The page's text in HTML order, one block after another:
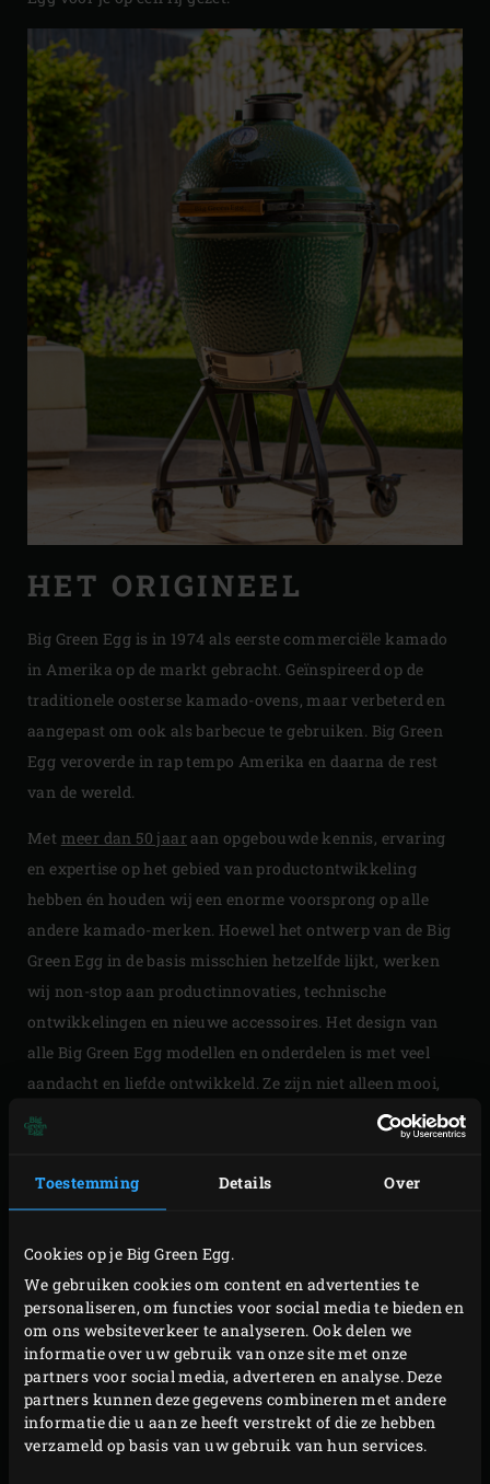
Toestemming Details Over
Cookies op je Big Green Egg.
We gebruiken cookies om content en advertenties te
personaliseren, om functies voor social media te bieden en
om ons websiteverkeer te analyseren. Ook delen we
informatie over uw gebruik van onze site met onze
partners voor social media, adverteren en analyse. Deze
partners kunnen deze gegevens combineren met andere
informatie die u aan ze heeft verstrekt of die ze hebben
verzameld op basis van uw gebruik van hun services.
HET ORIGINEEL
Big Green Egg is in 1974 als eerste commerciële kamado
in Amerika op de markt gebracht. Geïnspireerd op de
traditionele oosterse kamado-ovens, maar verbeterd en
aangepast om ook als barbecue te gebruiken. Big Green
Egg veroverde in rap tempo Amerika en daarna de rest
van de wereld.
Met meer dan 50 jaar aan opgebouwde kennis, ervaring
en expertise op het gebied van productontwikkeling
hebben én houden wij een enorme voorsprong op alle
andere kamado-merken. Hoewel het ontwerp van de Big
Green Egg in de basis misschien hetzelfde lijkt, werken
wij non-stop aan productinnovaties, technische
ontwikkelingen en nieuwe accessoires. Het design van
alle Big Green Egg modellen en onderdelen is met veel
aandacht en liefde ontwikkeld. Ze zijn niet alleen mooi,
maar ook solide, sterk en duurzaam. Zo blijft Big Green